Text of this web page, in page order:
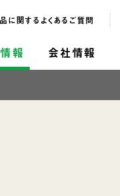
報 会社情報
に関するよくあるご質問